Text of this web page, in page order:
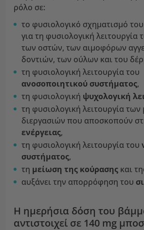
ρόλο σε:
το φυσιολογικό σχηματισμό του
για τη φυσιολογική
των οστών, των αιμοφόρων
δοντιών, των ούλων και του
τη φυσιολογική λειτουργία του
ανοσοποιητικού συστήματος,
τη φυσιολογική ψυχολογική
τη φυσιολογική λειτουργία
διεργασιών που αποσκοπούν
ενέργειας,
τη φυσιολογική λειτουργία του
συστήματος,
τη μείωση της κούρασης και
αυξάνει την απορρόφηση του
Η ημερήσια δόση του
αντιστοιχεί σε 140 mg